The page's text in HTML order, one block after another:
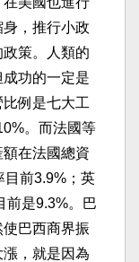
，推行小政
策。人類的
功的一定是
例是七大工
。而法國等
在法國總資
目前3.9%；英
前是9.3%。巴
巴西商界振
，就是因為